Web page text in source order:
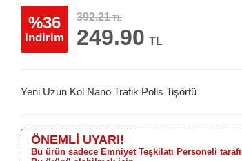
%36
indirim
392.21TL
249.90 TL
Yeni Uzun Kol Nano Trafik Polis Tişörtü
ÖNEMLİ UYARI!
Bu ürün sadece Emniyet Teşkilatı Personeli